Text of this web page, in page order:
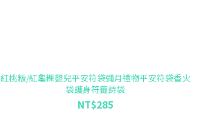
紅桃粄/紅龜粿嬰兒平安符袋彌月禮物平安符袋香火
袋護身符籤詩袋
NT$285